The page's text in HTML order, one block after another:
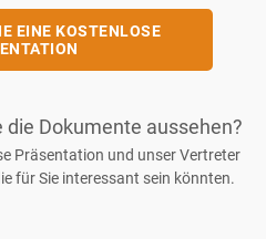
EINE KOSTENLOSE
Dokumente aussehen?
Präsentation und unser Vertreter
für Sie interessant sein könnten.